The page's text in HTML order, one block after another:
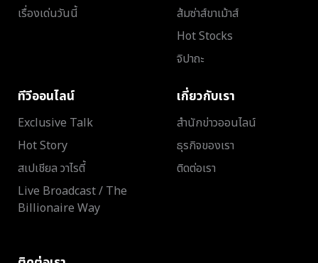
เรื่องเด่นวันนี้
ส้มซ่าส์ขาเม้าส์
Hot Stocks
จิปาถะ
ทีวีออนไลน์
Exclusive Talk
Hot Story
สเปเชียล วาไรตี้
Live Broadcast / The
Billionaire Way
เกี่ยวกับเรา
สำนักข่าวออนไลน์
ธุรกิจของเรา
ติดต่อเรา